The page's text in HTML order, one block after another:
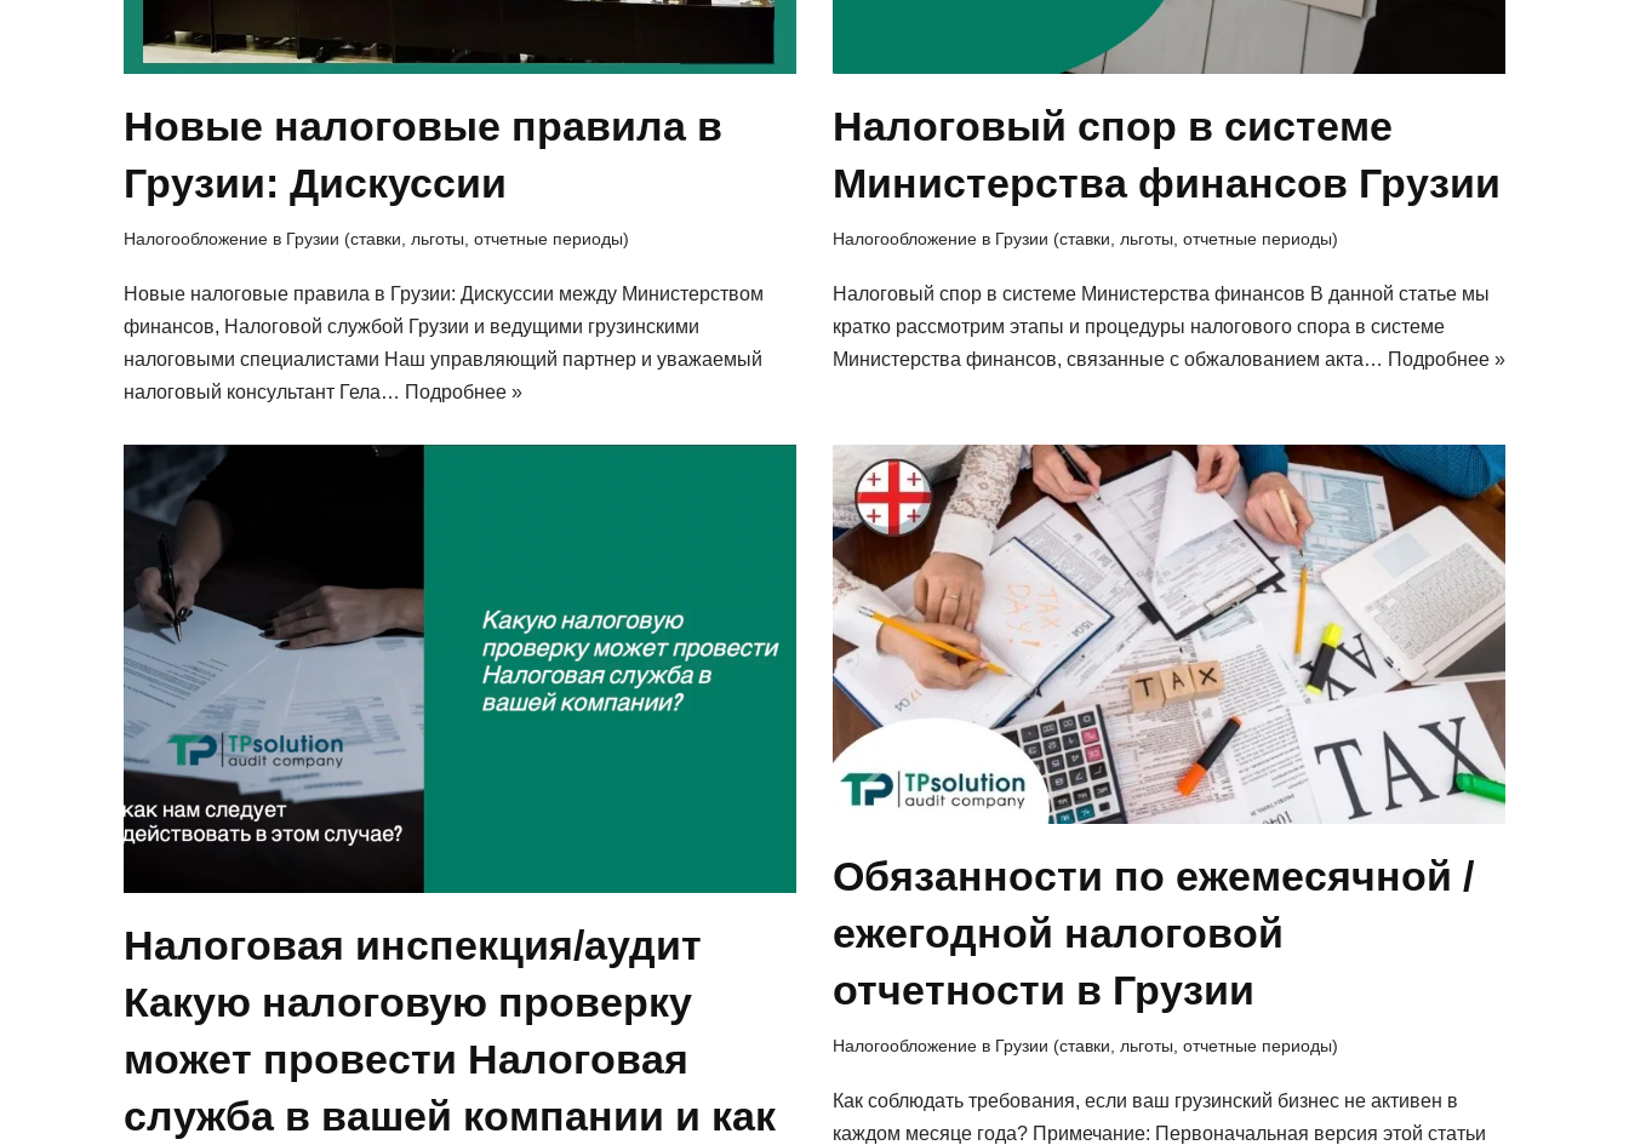
Новые налоговые правила в
Грузии: Дискуссии
Налогообложение в Грузии (ставки, льготы, отчетные периоды)
Новые налоговые правила в Грузии: Дискуссии между Министерством
финансов, Налоговой службой Грузии и ведущими грузинскими
налоговыми специалистами Наш управляющий партнер и уважаемый
налоговый консультант Гела… Подробнее »
Налоговый спор в системе
Министерства финансов Грузии
Налогообложение в Грузии (ставки, льготы, отчетные периоды)
Налоговый спор в системе Министерства финансов В данной статье мы
кратко рассмотрим этапы и процедуры налогового спора в системе
Министерства финансов, связанные с обжалованием акта… Подробнее »
Налоговая инспекция/аудит
Какую налоговую проверку
может провести Налоговая
служба в вашей компании и как
Обязанности по ежемесячной /
ежегодной налоговой
отчетности в Грузии
Налогообложение в Грузии (ставки, льготы, отчетные периоды)
Как соблюдать требования, если ваш грузинский бизнес не активен в
каждом месяце года? Примечание: Первоначальная версия этой статьи